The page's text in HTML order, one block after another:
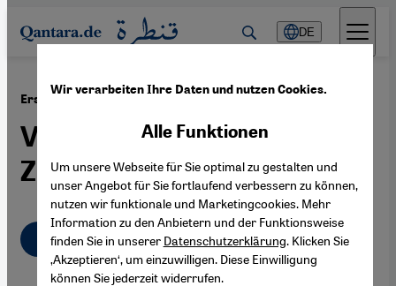
Direkt zum Inhalt springen
DE
Erstes Euro-Mediterranes Jugendparlament ·11.04.2007
Vielfalt, Dialog und
Zusammenhalt
Deutsch
Wir verarbeiten Ihre Daten und nutzen Cookies.
Alle Funktionen
Um unsere Webseite für Sie optimal zu gestalten und
unser Angebot für Sie fortlaufend verbessern zu können,
nutzen wir funktionale und Marketingcookies. Mehr
Information zu den Anbietern und der Funktionsweise
finden Sie in unserer Datenschutzerklärung. Klicken Sie
‚Akzeptieren‘, um einzuwilligen. Diese Einwilligung
können Sie jederzeit widerrufen.